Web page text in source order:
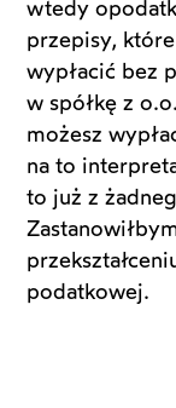
wtedy
przepisy,
wypłacić bez
w spółkę z
możesz
na to
to już z
podatkowej.